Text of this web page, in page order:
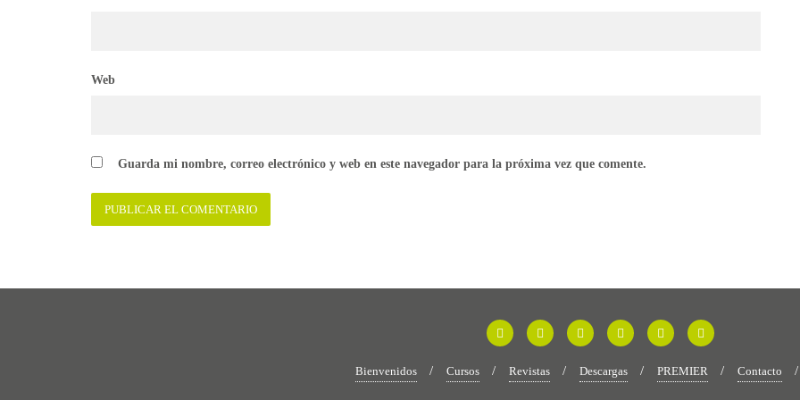
Web
Guarda mi nombre, correo electrónico y web en este navegador para la próxima vez que comente.
Bienvenidos Cursos Revistas Descargas PREMIER Contacto